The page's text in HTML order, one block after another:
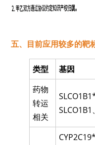
五、目前应用较多的靶
类型
基因
药物
转运
相关
SLCO1B1